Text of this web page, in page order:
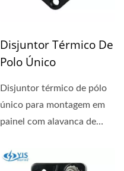
Disjuntor Térmico De
Polo Único
Disjuntor térmico de pólo
único para montagem em
painel com alavanca de